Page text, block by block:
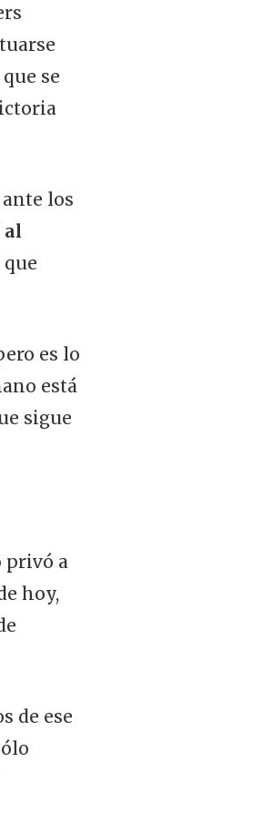
se
los
al
es lo
está
sigue
privó a
hoy,
de ese